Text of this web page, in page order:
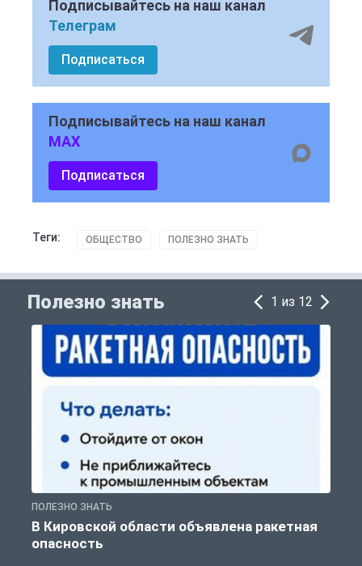
Подписывайтесь на наш канал
Телеграм
Подписаться
Подписывайтесь на наш канал
MAX
Подписаться
Теги: ОБЩЕСТВО ПОЛЕЗНО ЗНАТЬ
Полезно знать 1 из 12
ПОЛЕЗНО ЗНАТЬ
В Кировской области объявлена ракетная
опасность